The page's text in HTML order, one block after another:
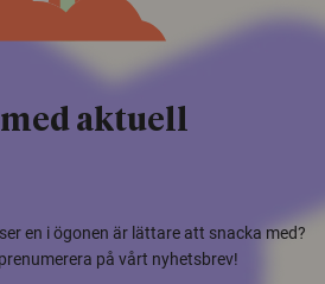
aktuell
en i ögonen är lättare att snacka med?
på vårt nyhetsbrev!